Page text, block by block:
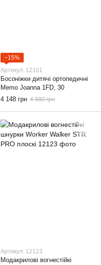
−15%
Артикул: 12101
Босоніжки дитячі ортопедичні
Memo Joanna 1FD, 30
4 148 грн 4 880 грн
Артикул: 12123
Модакрилові вогнестійкі